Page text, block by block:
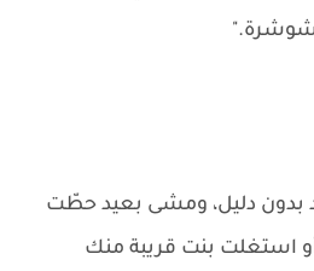
بدون دليل، ومشى بعيد حطّت
استغلت بنت قريبة منك